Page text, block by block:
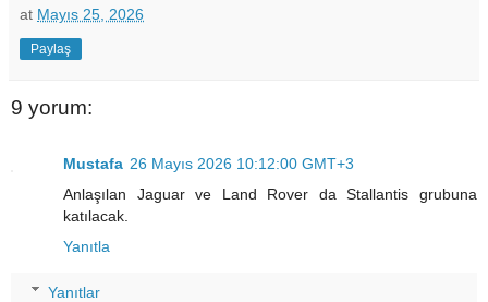
at Mayıs 25, 2026
Paylaş
9 yorum:
Mustafa 26 Mayıs 2026 10:12:00 GMT+3
Anlaşılan Jaguar ve Land Rover da Stallantis grubuna
katılacak.
Yanıtla
Yanıtlar